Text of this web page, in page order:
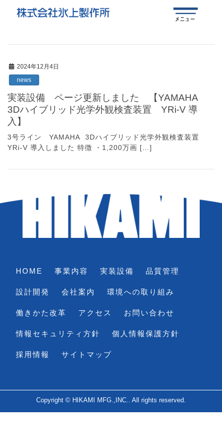
2024年12月4日
news
実装設備 ページ更新しました 【YAMAHA
3Dハイブリッド光学外観検査装置 YRi-V 導
入】
3号ライン YAMAHA 3Dハイブリッド光学外観検査装置
YRi-V 導入しました 特徴 ・1,200万画 […]
HOME 事業内容 実装設備 品質管理
設計開発 会社案内 環境への取り組み
働きかた改革 アクセス お問い合わせ
情報セキュリティ方針 個人情報保護方針
採用情報 サイトマップ
Copyright © HIKAMI MFG.,INC.. All rights reserved.